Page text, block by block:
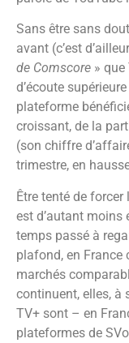
Sans être sans
avant (c’est
de Comscore » que
d’écoute
plateforme
croissant, de la
(son chiffre
trimestre, en
Être tenté de
est d’autant moins
temps passé à
plafond, en France
marchés
continuent, elles, à
TV+ sont – en
plateformes de